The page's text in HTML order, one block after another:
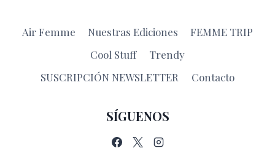
Air Femme Nuestras Ediciones
FEMME TRIP
Cool Stuff
Trendy
SUSCRIPCIÓN NEWSLETTER
Contacto
SÍGUENOS